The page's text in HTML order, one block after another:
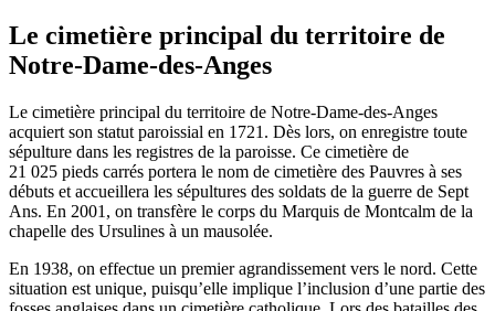
Le cimetière principal du territoire de
Notre-Dame-des-Anges
Le cimetière principal du territoire de Notre-Dame-des-Anges
acquiert son statut paroissial en 1721. Dès lors, on enregistre toute
sépulture dans les registres de la paroisse. Ce cimetière de
21 025 pieds carrés portera le nom de cimetière des Pauvres à ses
débuts et accueillera les sépultures des soldats de la guerre de Sept
Ans. En 2001, on transfère le corps du Marquis de Montcalm de la
chapelle des Ursulines à un mausolée.
En 1938, on effectue un premier agrandissement vers le nord. Cette
situation est unique, puisqu’elle implique l’inclusion d’une partie des